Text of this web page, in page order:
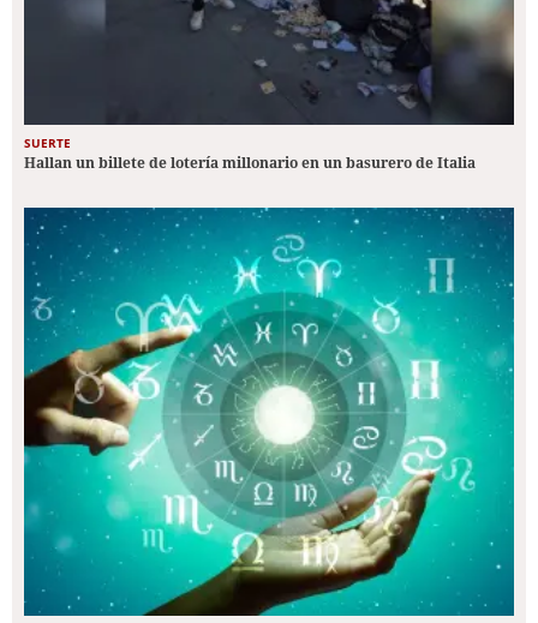
SUERTE
Hallan un billete de lotería millonario en un basurero de Italia